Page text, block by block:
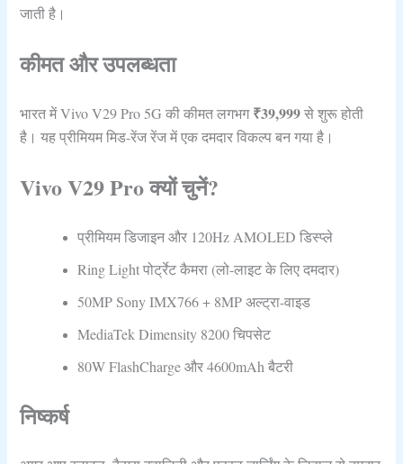
जाती है।
कीमत और उपलब्धता
भारत में Vivo V29 Pro 5G की कीमत लगभग₹39,999से शुरू होती
है। यह प्रीमियम मिड-रेंज रेंज में एक दमदार विकल्प बन गया है।
Vivo V29 Pro क्यों चुनें?
प्रीमियम डिजाइन और 120Hz AMOLED डिस्प्ले
Ring Light पोर्ट्रेट कैमरा (लो-लाइट के लिए दमदार)
50MP Sony IMX766 + 8MP अल्ट्रा-वाइड
MediaTek Dimensity 8200 चिपसेट
80W FlashCharge और 4600mAh बैटरी
निष्कर्ष